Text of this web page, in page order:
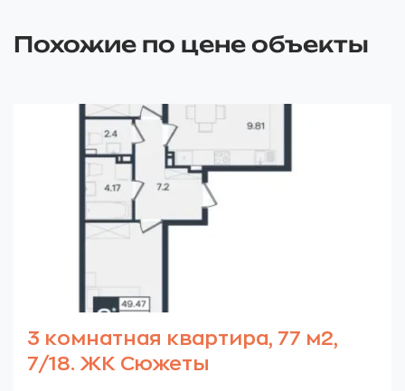
Похожие по цене объекты
3 комнатная квартира, 77 м2,
7/18. ЖК Сюжеты